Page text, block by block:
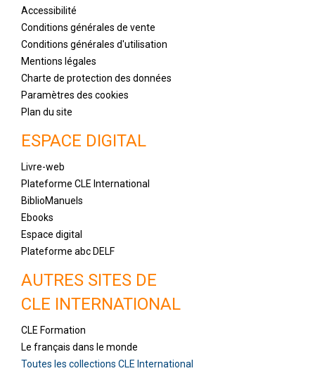
Accessibilité
Conditions générales de vente
Conditions générales d'utilisation
Mentions légales
Charte de protection des données
Paramètres des cookies
Plan du site
ESPACE DIGITAL
Livre-web
Plateforme CLE International
BiblioManuels
Ebooks
Espace digital
Plateforme abc DELF
AUTRES SITES DE
CLE INTERNATIONAL
CLE Formation
Le français dans le monde
Toutes les collections CLE International